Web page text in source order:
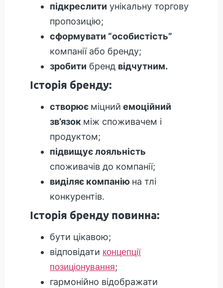
підкреслити унікальну торгову
пропозицію;
сформувати “особистість”
компанії або бренду;
зробити бренд відчутним.
Історія бренду:
створює міцний емоційний
зв’язок між споживачем і
продуктом;
підвищує лояльність
споживачів до компанії;
виділяє компанію на тлі
конкурентів.
Історія бренду повинна:
бути цікавою;
відповідати концепції
позиціонування;
гармонійно відображати